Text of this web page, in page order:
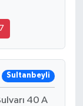
Sultanbeyli
40 A